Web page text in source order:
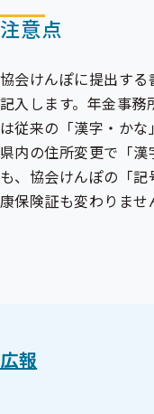
注意点
協会けんぽに提出す
記入します。年金事務
は従来の「漢字・かな
県内の住所変更で「
も、協会けんぽの「
康保険証も変わりませ
広報